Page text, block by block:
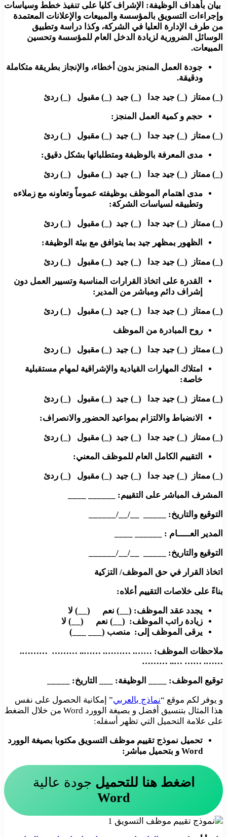
بيان بأهداف الوظيفة: الإشراف كليا على تنفيذ خطط وسياسات
وإجراءات التسويق بالمؤسسة والمبيعات والإعلانات المعتمدة
من طرف الإدارة العليا في الشركة، وكذا دراسة وتطبيق
الوسائل الضرورية لزيادة الدخل العام للمؤسسة وتحسين
المبيعات.
جودة العمل المنجز بدون أخطاء، والإنجاز بطريقة متكاملة
ودقيقة.
(_) ممتاز (_) جيد جدا (_) جيد (_) مقبول (_) ردئ
حجم و كمية العمل المنجز:
(_) ممتاز (_) جيد جدا (_) جيد (_) مقبول (_) ردئ
مدى المعرفة بالوظيفة ومتطلباتها بشكل دقيق:
(_) ممتاز (_) جيد جدا (_) جيد (_) مقبول (_) ردئ
مدى اهتمام الموظف بوظيفته عموماً وتعاونه مع زملاءه
وتطبيقه لسياسات الشركة:
(_) ممتاز (_) جيد جدا (_) جيد (_) مقبول (_) ردئ
الظهور بمظهر جيد بما يتوافق مع بيئة الوظيفة:
(_) ممتاز (_) جيد جدا (_) جيد (_) مقبول (_) ردئ
القدرة على اتخاذ القرارات المناسبة وتسيير العمل دون
إشراف دائم ومباشر من المدير:
(_) ممتاز (_) جيد جدا (_) جيد (_) مقبول (_) ردئ
روح المبادرة من الموظف
(_) ممتاز (_) جيد جدا (_) جيد (_) مقبول (_) ردئ
امتلاك المهارات القيادية والإشراقية لمهام مستقبلية
خاصة:
(_) ممتاز (_) جيد جدا (_) جيد (_) مقبول (_) ردئ
الانضباط والالتزام بمواعيد الحضور والانصراف:
(_) ممتاز (_) جيد جدا (_) جيد (_) مقبول (_) ردئ
التقييم الكامل العام للموظف المعني:
(_) ممتاز (_) جيد جدا (_) جيد (_) مقبول (_) ردئ
المشرف المباشر على التقييم: ______ ____
التوقيع والتاريخ: _____ __/__/______
المدير العـــــام : ______ ____
التوقيع والتاريخ: _____ __/__/______
اتخاذ القرار في حق الموظف/ التزكية
بناءً على خلاصات التقييم أعلاه:
يجدد عقد الموظف: (__) نعم (__) لا
زيادة راتب الموظف: (__) نعم (__) لا
يرقى الموظف إلى: منصب (___ ___)
ملاحظات الموظف: ……. ………. …….. ……… ……….
……. …… ….. ………
توقيع الموظف: ____ الوظيفة: ___ التاريخ: _____
و يوفر لكم موقع “نماذج بالعربي” إمكانية الحصول على نفس
هذا المثال بتنسيق أفضل و بصيغة الوورد Word من خلال الضغط
على علامة التحميل التي تظهر أسفله:
تحميل نموذج تقييم موظف التسويق مكتوبا بصيغة الوورد
Word و بتحميل مباشر:
اضغط هنا للتحميل جودة عالية
Word